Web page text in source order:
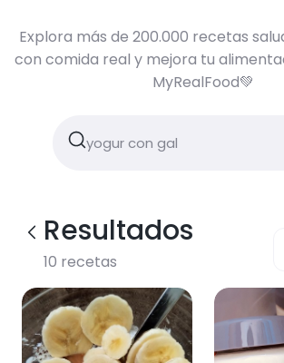
Explora más de 200.000 recetas
con comida real y mejora tu
MyRealFood💚
Resultados
10 recetas